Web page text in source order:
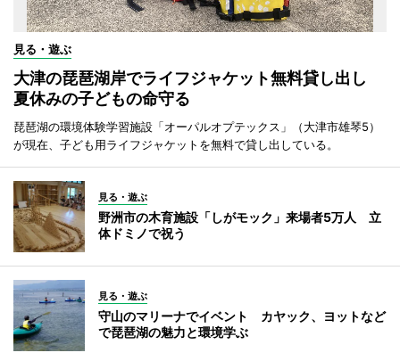
見る・遊ぶ
大津の琵琶湖岸でライフジャケット無料貸し出し
夏休みの子どもの命守る
琵琶湖の環境体験学習施設「オーパルオプテックス」（大津市雄琴5）
が現在、子ども用ライフジャケットを無料で貸し出している。
見る・遊ぶ
野洲市の木育施設「しがモック」来場者5万人 立
体ドミノで祝う
見る・遊ぶ
守山のマリーナでイベント カヤック、ヨットなど
で琵琶湖の魅力と環境学ぶ